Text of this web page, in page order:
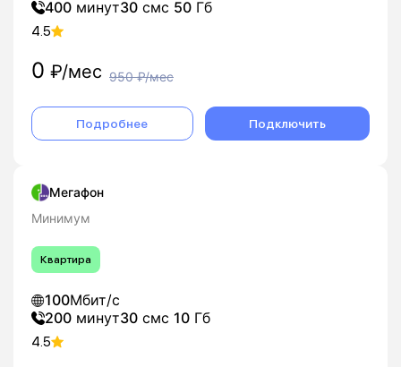
400 минут30 смс 50 Гб
4.5
0 ₽/мес 950₽/мес
Подробнее Подключить
Мегафон
Минимум
Квартира
100Мбит/с
200 минут30 смс 10 Гб
4.5